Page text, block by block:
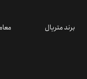
برند متریال